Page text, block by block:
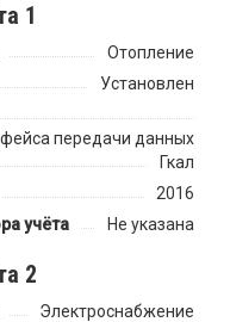
1
Отопление
Установлен
передачи данных
Гкал
2016
учёта
Не указана
2
Электроснабжение